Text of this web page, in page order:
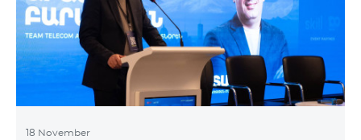
Captcha հղումն աշխատում է միայն
համապատասխան օպերատորի բջջային
ցանցին միացված լինելու դեպքում։ Wi-Fi-ը և VPN-
ը պետք է անջատված լինեն, հակառակ դեպքում
նույնականացումը չի կատարվի։ Այս
18 November